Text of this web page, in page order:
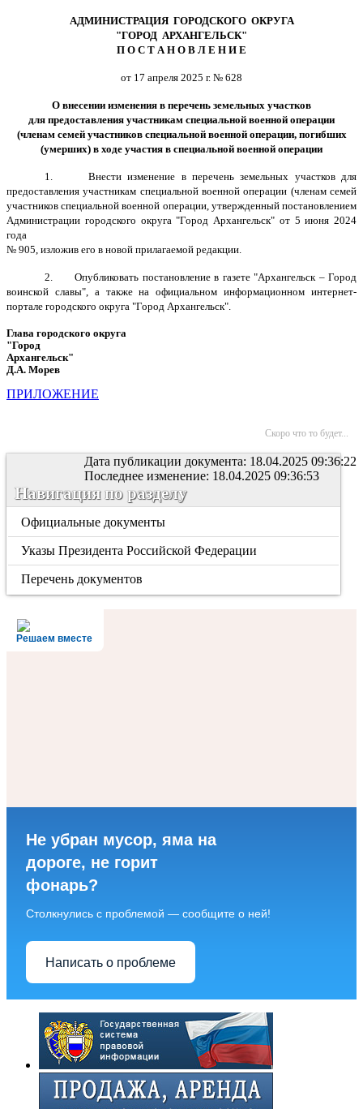
АДМИНИСТРАЦИЯ ГОРОДСКОГО ОКРУГА
"ГОРОД АРХАНГЕЛЬСК"
П О С Т А Н О В Л Е Н И Е
от 17 апреля 2025 г. № 628
О внесении изменения в перечень земельных участков
для предоставления участникам специальной военной операции
(членам семей участников специальной военной операции, погибших
(умерших) в ходе участия в специальной военной операции
1. Внести изменение в перечень земельных участков для
предоставления участникам специальной военной операции (членам семей
участников специальной военной операции, утвержденный постановлением
Администрации городского округа "Город Архангельск" от 5 июня 2024
года
№ 905, изложив его в новой прилагаемой редакции.
2.Опубликовать постановление в газете "Архангельск – Город
воинской славы", а также на официальном информационном интернет-
портале городского округа "Город Архангельск".
Глава городского округа
"Город
Архангельск"
Д.А. Морев
ПРИЛОЖЕНИЕ
Скоро что то будет...
Дата публикации документа: 18.04.2025 09:36:22
Последнее изменение: 18.04.2025 09:36:53
Навигация по разделу
Официальные документы
Указы Президента Российской Федерации
Перечень документов
Решаем вместе
Не убран мусор, яма на
дороге, не горит
фонарь?
Столкнулись с проблемой — сообщите о ней!
Написать о проблеме